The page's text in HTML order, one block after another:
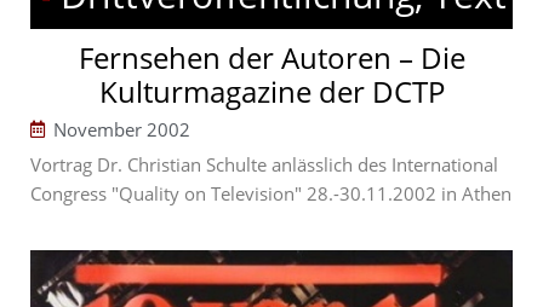
Fernsehen der Autoren – Die
Kulturmagazine der DCTP
November 2002
Vortrag Dr. Christian Schulte anlässlich des International
Congress "Quality on Television" 28.-30.11.2002 in Athen